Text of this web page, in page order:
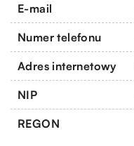
E-mail
Numer telefonu
Adres internetowy
NIP
REGON